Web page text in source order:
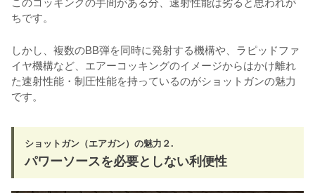
このコッキングの手間がある分、速射性能は劣ると思われが
ちです。
しかし、複数のBB弾を同時に発射する機構や、ラピッドファ
イヤ機構など、エアーコッキングのイメージからはかけ離れ
た速射性能・制圧性能を持っているのがショットガンの魅力
です。
ショットガン（エアガン）の魅力２.
パワーソースを必要としない利便性